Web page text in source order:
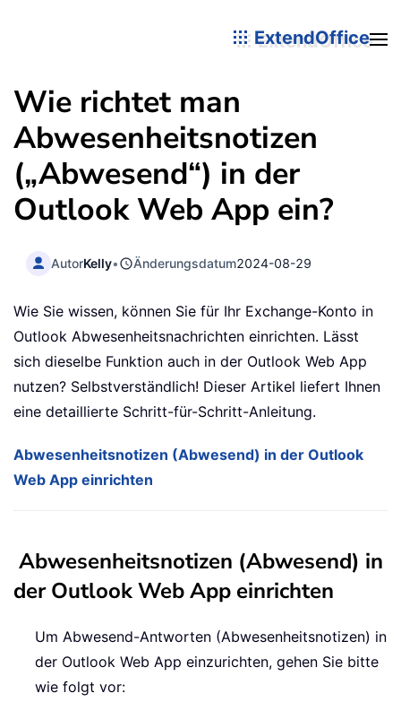
ExtendOffice
Wie richtet man
Abwesenheitsnotizen
(„Abwesend“) in der
Outlook Web App ein?
AutorKelly• Änderungsdatum2024-08-29
Wie Sie wissen, können Sie für Ihr Exchange-Konto in
Outlook Abwesenheitsnachrichten einrichten. Lässt
sich dieselbe Funktion auch in der Outlook Web App
nutzen? Selbstverständlich! Dieser Artikel liefert Ihnen
eine detaillierte Schritt-für-Schritt-Anleitung.
Abwesenheitsnotizen (Abwesend) in der Outlook
Web App einrichten
Abwesenheitsnotizen (Abwesend) in
der Outlook Web App einrichten
Um Abwesend-Antworten (Abwesenheitsnotizen) in
der Outlook Web App einzurichten, gehen Sie bitte
wie folgt vor: